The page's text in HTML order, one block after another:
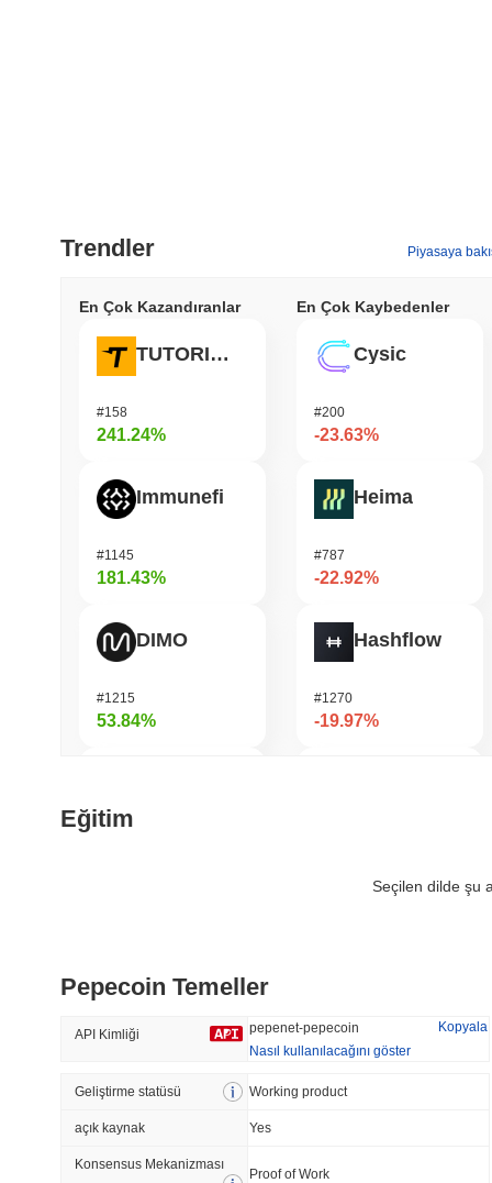
Trendler Piyasaya
En Çok Kazandıranlar
TUTORIAL
#158
241.24%
Immunefi
#1145
181.43%
DIMO
#1215
53.84%
#464
En Çok Kaybedenler
Cysic
#200
-23.63%
Heima
#787
-22.92%
Hashflow
#1270
-19.97%
Trend Olan Son Eklenen
Eğitim
Seçilen dilde şu
Pepecoin Temeller
API Kimliği pepenet-pepecoin
Kopyala
Nasıl kullanılacağını göster
Geliştirme statüsü Working product
açık kaynak Yes
Konsensus Mekanizması
Proof of Work